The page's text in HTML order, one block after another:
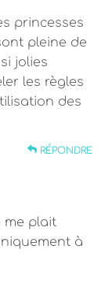
princesses
pleine de
jolies
les règles
des
RÉPONDRE
me plait
à